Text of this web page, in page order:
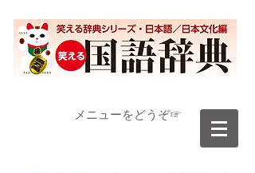
​メニューをどうぞ☞